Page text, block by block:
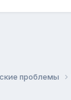
проблемы